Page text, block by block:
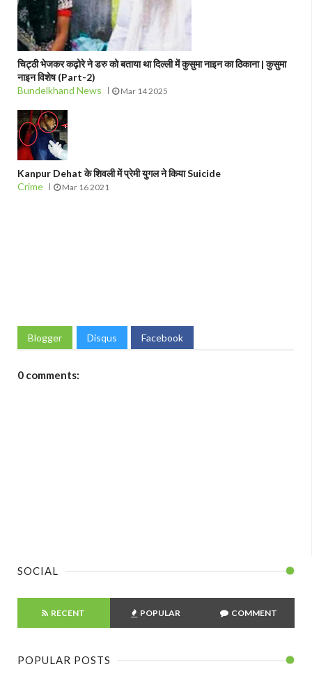
चिट्ठी भेजकर कढ़ोरे ने डरु को बताया था दिल्ली में कुसुमा नाइन का ठिकाना | कुसुमा
नाइन विशेष (Part-2)
Bundelkhand News
Mar 14 2025
Kanpur Dehat के शिवली में प्रेमी युगल ने किया Suicide
Crime
Mar 16 2021
Blogger Disqus Facebook
0 comments:
SOCIAL
RECENT POPULAR COMMENT
POPULAR POSTS